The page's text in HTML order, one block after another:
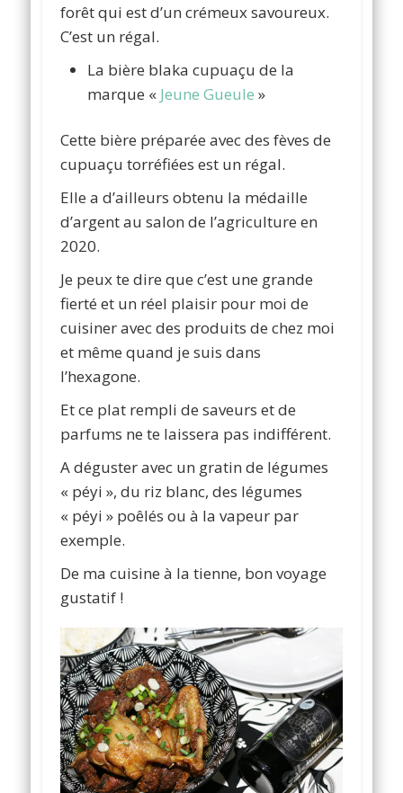
forêt qui est d’un crémeux savoureux.
C’est un régal.
La bière blaka cupuaçu de la
marque « Jeune Gueule »
Cette bière préparée avec des fèves de
cupuaçu torréfiées est un régal.
Elle a d’ailleurs obtenu la médaille
d’argent au salon de l’agriculture en
2020.
Je peux te dire que c’est une grande
fierté et un réel plaisir pour moi de
cuisiner avec des produits de chez moi
et même quand je suis dans
l’hexagone.
Et ce plat rempli de saveurs et de
parfums ne te laissera pas indifférent.
A déguster avec un gratin de légumes
« péyi », du riz blanc, des légumes
« péyi » poêlés ou à la vapeur par
exemple.
De ma cuisine à la tienne, bon voyage
gustatif !